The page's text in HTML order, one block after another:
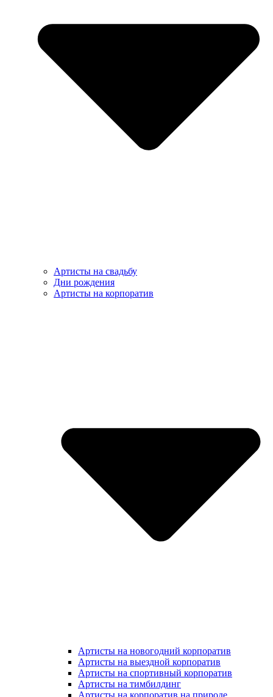
Артисты на свадьбу
Дни рождения
Артисты на корпоратив
Артисты на новогодний корпоратив
Артисты на выездной корпоратив
Артисты на спортивный корпоратив
Артисты на тимбилдинг
Артисты на корпоратив на природе